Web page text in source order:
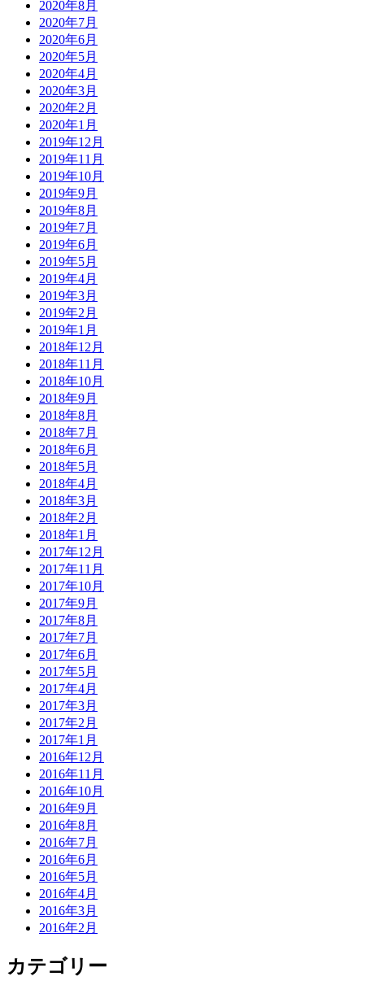
2020年8月
2020年7月
2020年6月
2020年5月
2020年4月
2020年3月
2020年2月
2020年1月
2019年12月
2019年11月
2019年10月
2019年9月
2019年8月
2019年7月
2019年6月
2019年5月
2019年4月
2019年3月
2019年2月
2019年1月
2018年12月
2018年11月
2018年10月
2018年9月
2018年8月
2018年7月
2018年6月
2018年5月
2018年4月
2018年3月
2018年2月
2018年1月
2017年12月
2017年11月
2017年10月
2017年9月
2017年8月
2017年7月
2017年6月
2017年5月
2017年4月
2017年3月
2017年2月
2017年1月
2016年12月
2016年11月
2016年10月
2016年9月
2016年8月
2016年7月
2016年6月
2016年5月
2016年4月
2016年3月
2016年2月
カテゴリー